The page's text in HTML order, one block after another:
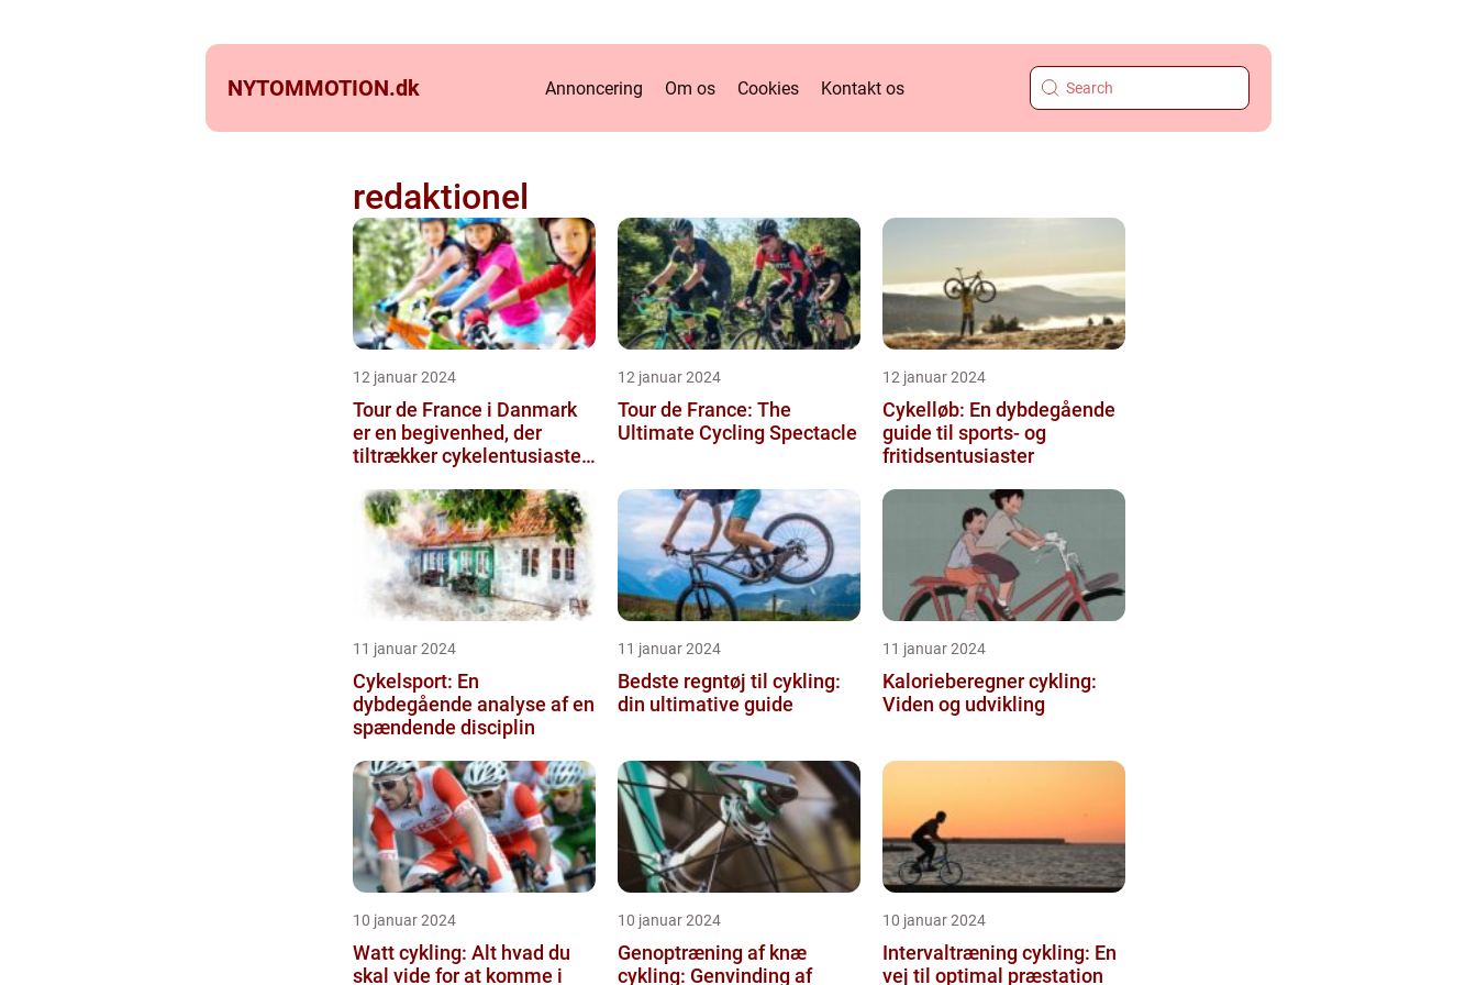
NYTOMMOTION.dk Annoncering Om os Cookies Kontakt os
redaktionel
12 januar 2024
Tour de France i Danmark
er en begivenhed, der
tiltrækker cykelentusiaster
12 januar 2024
Tour de France: The
Ultimate Cycling Spectacle
12 januar 2024
Cykelløb: En dybdegående
guide til sports- og
fritidsentusiaster
11 januar 2024
Cykelsport: En
dybdegående analyse af en
spændende disciplin
11 januar 2024
Bedste regntøj til cykling:
din ultimative guide
11 januar 2024
Kalorieberegner cykling:
Viden og udvikling
10 januar 2024
Watt cykling: Alt hvad du
skal vide for at komme i
10 januar 2024
Genoptræning af knæ
cykling: Genvinding af
10 januar 2024
Intervaltræning cykling: En
vej til optimal præstation